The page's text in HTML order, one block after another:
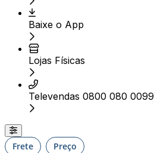
Baixe o App
Lojas Físicas
Televendas 0800 080 0099
Frete Preço